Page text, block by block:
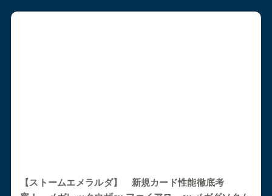
【ストームエメラルダ】 新規カード性能徹底考